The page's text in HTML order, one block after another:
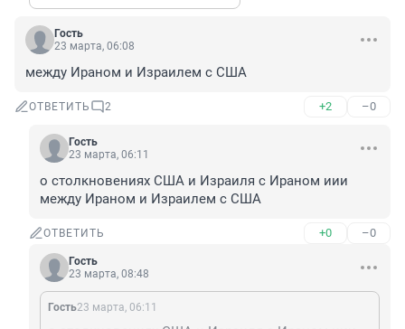
Гость
23 марта, 06:08
между Ираном и Израилем с США
ОТВЕТИТЬ 2 +2 –0
Гость
23 марта, 06:11
о столкновениях США и Израиля с Ираном иии
между Ираном и Израилем с США
ОТВЕТИТЬ +0 –0
Гость
23 марта, 08:48
Гость23 марта, 06:11